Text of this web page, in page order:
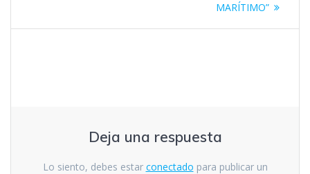
MARÍTIMO”
Deja una respuesta
Lo siento, debes estar conectado para publicar un